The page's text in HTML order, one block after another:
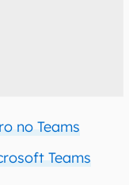
no Teams
Teams